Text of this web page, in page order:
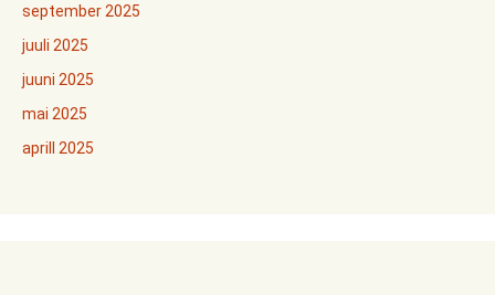
september 2025
juuli 2025
juuni 2025
mai 2025
aprill 2025